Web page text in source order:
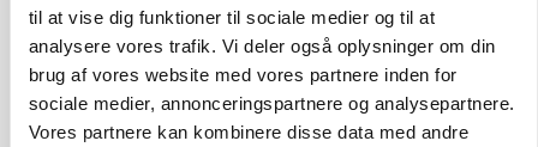
til at vise dig funktioner til sociale medier og til at
analysere vores trafik. Vi deler også oplysninger om din
brug af vores website med vores partnere inden for
sociale medier, annonceringspartnere og analysepartnere.
Vores partnere kan kombinere disse data med andre
KVÆG
Snart kan man søge tilskud til naturprojekter
Annonce